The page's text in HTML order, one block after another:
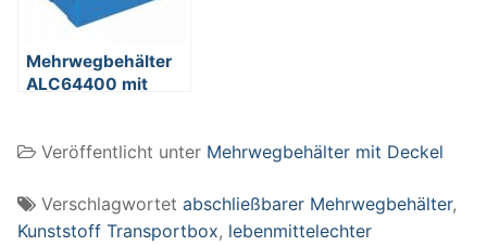
Mehrwegbehälter
ALC64400 mit
600 x 400 x 400
Veröffentlicht unter Mehrwegbehälter mit Deckel
Verschlagwortet abschließbarer Mehrwegbehälter,
Kunststoff Transportbox, lebenmittelechter